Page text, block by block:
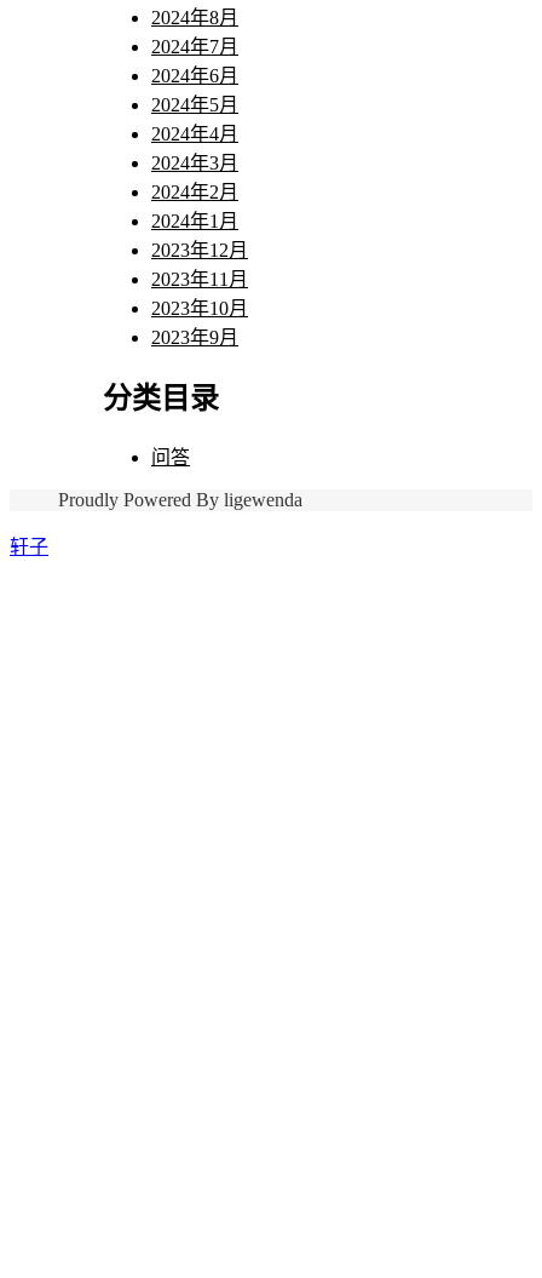
2024年8月
2024年7月
2024年6月
2024年5月
2024年4月
2024年3月
2024年2月
2024年1月
2023年12月
2023年11月
2023年10月
2023年9月
分类目录
问答
Proudly Powered By ligewenda
轩子